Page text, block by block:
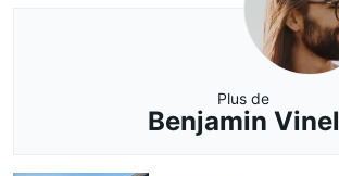
Plus de
Benjamin Vinel